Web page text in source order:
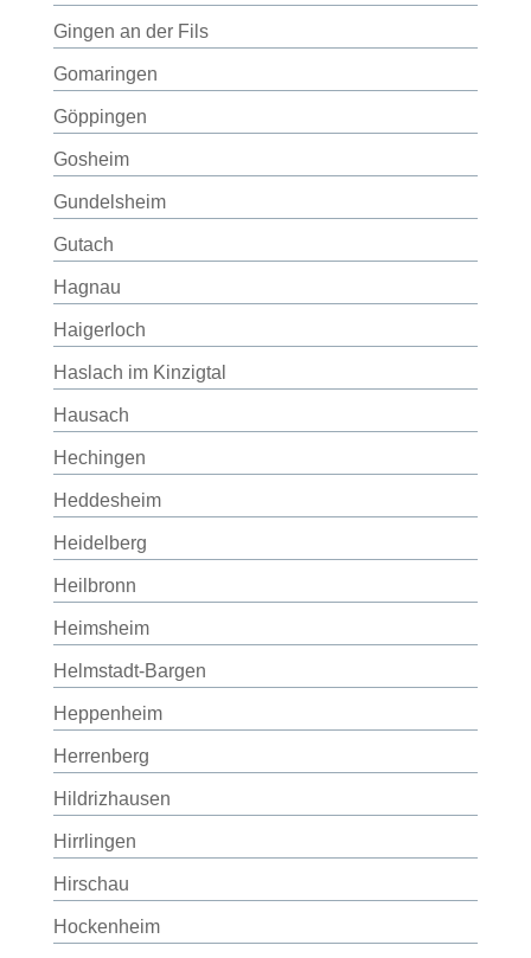
Gingen an der Fils
Gomaringen
Göppingen
Gosheim
Gundelsheim
Gutach
Hagnau
Haigerloch
Haslach im Kinzigtal
Hausach
Hechingen
Heddesheim
Heidelberg
Heilbronn
Heimsheim
Helmstadt-Bargen
Heppenheim
Herrenberg
Hildrizhausen
Hirrlingen
Hirschau
Hockenheim